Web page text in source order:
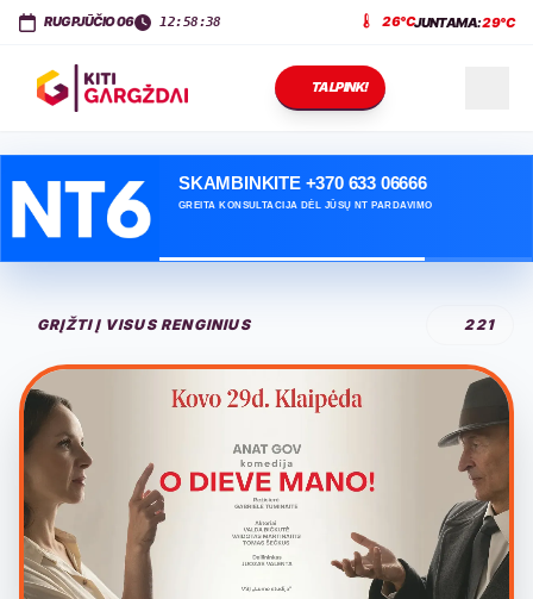
KITI GARGŽDAI Dariaus ir Girėno g. 11 LT-96143 Gargždai
RUGPJŪČIO 06 12:58:38 26°CJUNTAMA:29°C
TALPINK!
NAUJIENOS
PASLAUGOS
KONTAKTAI
SKAMBINKITE +370 633 06666
GREITA KONSULTACIJA DĖL JŪSŲ NT PARDAVIMO
GRĮŽTI Į VISUS RENGINIUS 221